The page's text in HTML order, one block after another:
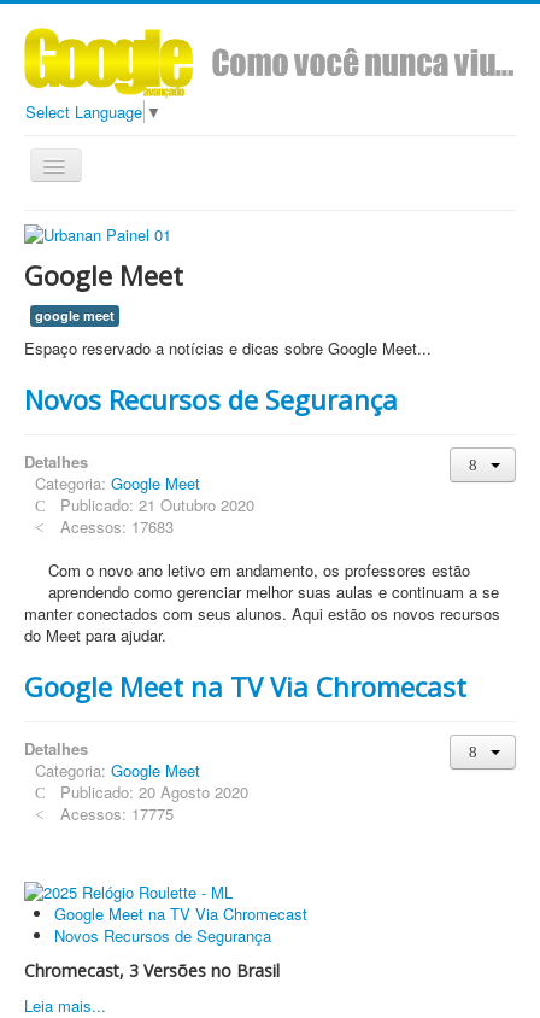
Select Language ▼
Toggle
Navigation
Google Meet
google meet
Espaço reservado a notícias e dicas sobre Google Meet...
Novos Recursos de Segurança
Detalhes
Categoria: Google Meet
Publicado: 21 Outubro 2020
Acessos: 17683
Com o novo ano letivo em andamento, os professores estão
aprendendo como gerenciar melhor suas aulas e continuam a se
manter conectados com seus alunos. Aqui estão os novos recursos
do Meet para ajudar.
Google Meet na TV Via Chromecast
Detalhes
Categoria: Google Meet
Publicado: 20 Agosto 2020
Acessos: 17775
Google Meet na TV Via Chromecast
Novos Recursos de Segurança
Chromecast, 3 Versões no Brasil
Leia mais...